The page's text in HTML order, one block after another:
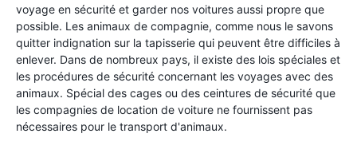
voyage en sécurité et garder nos voitures aussi propre que
possible. Les animaux de compagnie, comme nous le savons
quitter indignation sur la tapisserie qui peuvent être difficiles à
enlever. Dans de nombreux pays, il existe des lois spéciales et
les procédures de sécurité concernant les voyages avec des
animaux. Spécial des cages ou des ceintures de sécurité que
les compagnies de location de voiture ne fournissent pas
nécessaires pour le transport d'animaux.